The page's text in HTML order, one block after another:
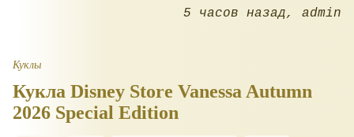
5 часов назад admin
Куклы
Кукла Disney Store Vanessa Autumn
2026 Special Edition